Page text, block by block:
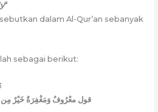
“
dalam Al-Qur’an sebanyak
sebagai berikut:
قول معْرُوفٌ وَمَغْفِرَةٌ خَيْرٌ مِن